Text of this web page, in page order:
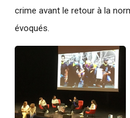
crime avant le retour à la
évoqués.